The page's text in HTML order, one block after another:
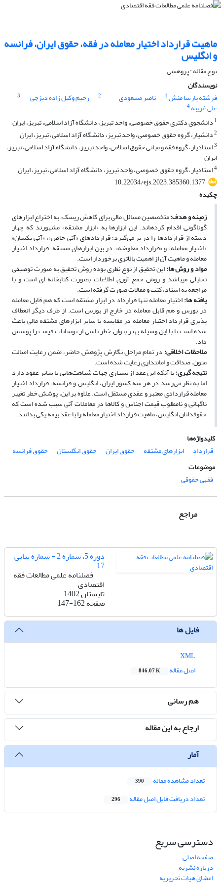
ماهیت قرارداد اختیار معامله در فقه، حقوق ایران، فرانسه
و انگلیس
نوع مقاله : پژوهشی
نویسندگان
فرشته پارسا منش1 ناصر مسعودی 2 رحیم وکیل زاده دیزجی 3
علی غریبه4
1 دانشجوی دکتری حقوق خصوصی، واحد تبریز، دانشگاه آزاد اسلامی، تبریز، ایران
2دانشیار، گروه حقوق خصوصی، واحد تبریز، دانشگاه آزاد اسلامی، تبریز، ایران
3استادیار، گروه فقه و مبانی حقوق اسلامی، واحد تبریز، دانشگاه آزاد اسلامی، تبریز،
ایران
4استادیار، گروه حقوق خصوصی، واحد تبریز، دانشگاه آزاد اسلامی، تبریز، ایران
10.22034/ejs.2023.385360.1377
چکیده
زمینه و هدف:متخصصین مسائل مالی برای کاهش ریسک، به اختراع ابزارهای
گوناگونی اقدام کرده­اند. این ابزارها به «ابزار مشتقه» مشهورند که چهار
دسته از قراردادها را در بر می‌گیرد؛ قراردادهای «آتی خاص»، «آتی یکسان»
«اختیار معامله» و «قرارداد معاوضه». در بین ابزارهای مشتقه، قرارداد اختیار
معامله و ماهیت آن از اهمیت بالاتری برخوردار است.
مواد و روش ­ها:این تحقیق از نوع نظری بوده ‌روش تحقیق به صورت توصیفی
تحلیلی می‏باشد و روش جمع ‏آوری اطلاعات بصورت کتابخانه‏ ای است و با
مراجعه به اسناد، کتب و مقالات صورت گرفته است.
یافته ­ها:اختیار معامله تنها قرارداد در ابزار مشتقه است که هم قابل معامله
در بورس و هم قابل معامله در خارج از بورس است. از طرف دیگر انعطاف
پذیری قرارداد اختیار معامله در مقایسه با سایر ابزارهای مشتقه مالی باعث
شده است تا با این وسیله بهتر بتوان خطر ناشی از نوسانات قیمت را پوشش
داد.
ملاحظات اخلاقی: در تمام مراحل نگارش پژوهش حاضر، ضمن رعایت اصالت
متون، صداقت و امانت­داری رعایت شده است.
نتیجه­ گیری:با آنکه این عقد از بسیاری جهات شباهت‌هایی با سایر عقود دارد
اما به نظر می‌رسد در هر سه کشور ایران، انگلیس و فرانسه، قرارداد اختیار
معامله قراردادی معتبر و عقدی مستقل است. علاوه بر این، پوشش خطر تغییر
ناگهانی و نامطلوب قیمت اجناس و کالاها در معاملات آتی سبب شده است که
حقوقدانان انگلیس، ماهیت قرارداد اختیار معامله را با عقد بیمه یکی بدانند.
کلیدواژه‌ها
قرارداد
ابزارهای مشتقه حقوق ایران حقوق انگلستان
حقوق فرانسه
موضوعات
فقهی حقوقی
مراجع
دوره 5، شماره 2 - شماره پیاپی
17
فصلنامه علمی مطالعات فقه
اقتصادی
تابستان 1402
صفحه147-162
فایل ها
اصل مقاله
846.07 K
هم رسانی
ارجاع به این مقاله
آمار
تعداد مشاهده مقاله 390
تعداد دریافت فایل اصل مقاله 296
دسترسی سریع
صفحه اصلی
درباره نشریه
اعضای هیات تحریریه